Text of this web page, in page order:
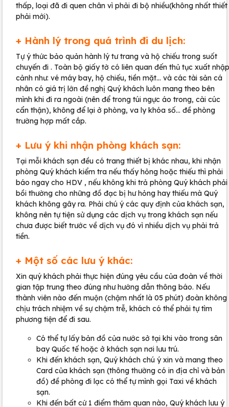
thấp, loại đã đi quen chân vì phải đi bộ nhiều(không nhất thiết
phải mới).
+ Hành lý trong quá trình đi du lịch:
Tự ý thức bảo quản hành lý tư trang và hộ chiếu trong suốt
chuyến đi . Toàn bộ giấy tờ có liên quan đến thủ tục xuất nhập
cảnh như: vé máy bay, hộ chiếu, tiền mặt… và các tài sản cá
nhân có giá trị lớn đề nghị Quý khách luôn mang theo bên
mình khi đi ra ngoài (nên để trong túi ngực áo trong, cài cúc
cẩn thận), không để lại ở phòng, va ly khóa số… đề phòng
trường hợp mất cắp.
+ Lưu ý khi nhận phòng khách sạn:
Tại mỗi khách sạn đều có trang thiết bị khác nhau, khi nhận
phòng Quý khách kiểm tra nếu thấy hỏng hoặc thiếu thì phải
báo ngay cho HDV , nếu không khi trả phòng Quý khách phải
bồi thường cho những đồ đạc bị hư hỏng hay thiếu mà Quý
khách không gây ra. Phải chú ý các quy định của khách sạn,
không nên tự tiện sử dụng các dịch vụ trong khách sạn nếu
chưa được biết trước về dịch vụ đó vì nhiều dịch vụ phải trả
tiền.
+ Một số các lưu ý khác:
Xin quý khách phải thực hiện đúng yêu cầu của đoàn về thời
gian tập trung theo đúng như hướng dẫn thông báo. Nếu
thành viên nào đến muộn (chậm nhất là 05 phút) đoàn không
chịu trách nhiệm về sự chậm trễ, khách có thể phải tự tìm
phương tiện để đi sau.
Có thể tự lấy bản đồ của nước sở tại khi vào trong sân
bay Quốc tế hoặc ở khách sạn nơi lưu trú.
Khi đến khách sạn, Quý khách chú ý xin và mang theo
Card của khách sạn (thông thường có in địa chỉ và bản
đồ) đề phòng đi lạc có thể tự mình gọi Taxi về khách
sạn.
Khi đến bất cứ 1 điểm thăm quan nào, Quý khách lưu ý